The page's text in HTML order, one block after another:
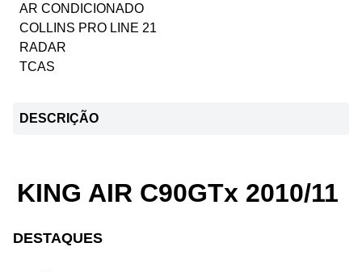
AR CONDICIONADO
COLLINS PRO LINE 21
RADAR
TCAS
DESCRIÇÃO
KING AIR C90GTx 2010/11
DESTAQUES